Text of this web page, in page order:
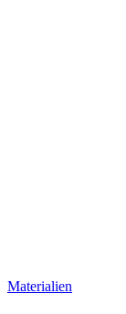
Materialien